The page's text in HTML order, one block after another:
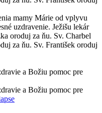
mamy Márie od vplyvu
uzdravenie. Ježišu lekár
oroduj za ňu. Sv. Charbel
za ňu. Sv. František oroduj
a Božiu pomoc pre
a Božiu pomoc pre